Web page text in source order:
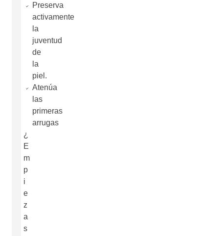
Preserva
activamente
la
juventud
de
la
piel.
Atenúa
las
primeras
arrugas
¿
E
m
p
i
e
z
a
s